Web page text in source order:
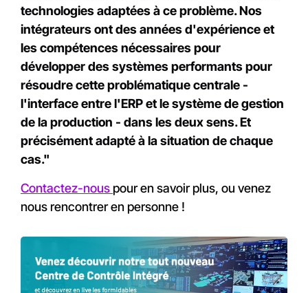
technologies adaptées à ce problème. Nos
intégrateurs ont des années d'expérience et
les compétences nécessaires pour
développer des systèmes performants pour
résoudre cette problématique centrale -
l'interface entre l'ERP et le système de gestion
de la production - dans les deux sens. Et
précisément adapté à la situation de chaque
cas."
Contactez-nous pour en savoir plus, ou venez
nous rencontrer en personne !